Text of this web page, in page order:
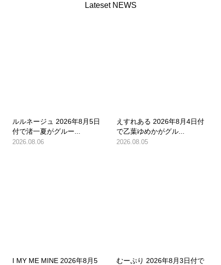
Lateset NEWS
ルルネージュ 2026年8月5日
付で渚一夏がグルー...
2026.08.06
えすれある 2026年8月4日付
で乙葉ゆめかがグル...
2026.08.05
I MY ME MINE 2026年8月5
むーぷり 2026年8月3日付で